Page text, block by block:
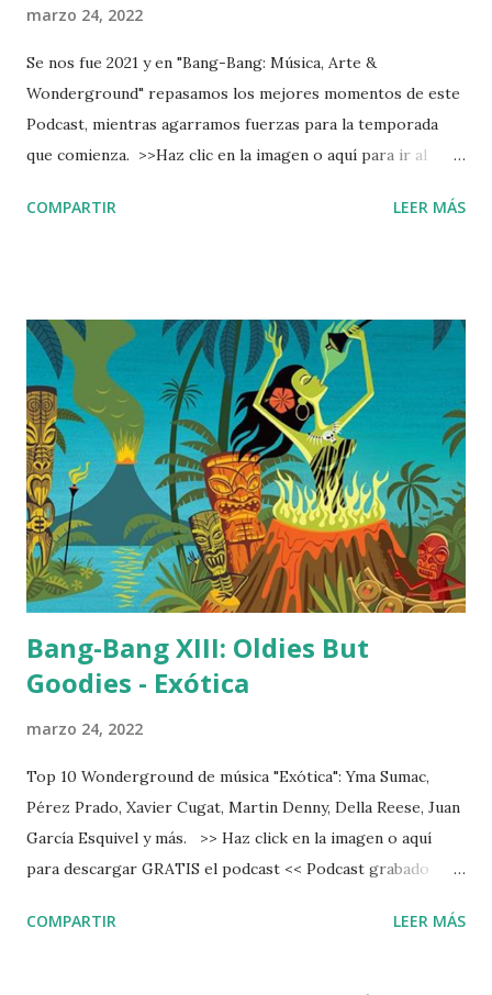
marzo 24, 2022
Se nos fue 2021 y en "Bang-Bang: Música, Arte &
Wonderground" repasamos los mejores momentos de este
Podcast, mientras agarramos fuerzas para la temporada
que comienza. >>Haz clic en la imagen o aquí para ir al
Fabra de la Fàbrica de Creació Fabra i Coats
COMPARTIR LEER MÁS
Bang-Bang XIII: Oldies But
Goodies - Exótica
marzo 24, 2022
Top 10 Wonderground de música "Exótica": Yma Sumac,
Pérez Prado, Xavier Cugat, Martin Denny, Della Reese, Juan
García Esquivel y más. >> Haz click en la imagen o aquí
para descargar GRATIS el podcast << Podcast grabado
Fabra i Coats
COMPARTIR LEER MÁS